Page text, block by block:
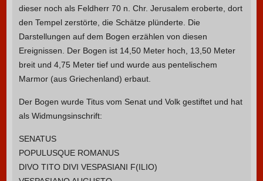
dieser noch als Feldherr 70 n. Chr. Jerusalem eroberte, dort
den Tempel zerstörte, die Schätze plünderte. Die
Darstellungen auf dem Bogen erzählen von diesen
Ereignissen. Der Bogen ist 14,50 Meter hoch, 13,50 Meter
breit und 4,75 Meter tief und wurde aus pentelischem
Marmor (aus Griechenland) erbaut.
Der Bogen wurde Titus vom Senat und Volk gestiftet und hat
als Widmungsinschrift:
SENATUS
POPULUSQUE ROMANUS
DIVO TITO DIVI VESPASIANI F(ILIO)